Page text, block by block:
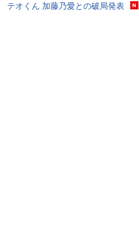
テオくん 加藤乃愛との破局発表